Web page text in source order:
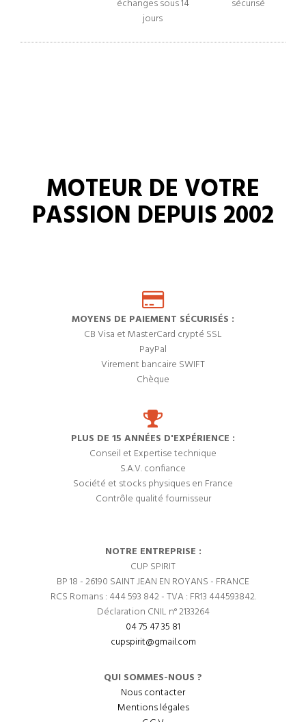
échanges sous 14
jours
sécurisé
MOTEUR DE VOTRE
PASSION DEPUIS 2002
MOYENS DE PAIEMENT SÉCURISÉS :
CB Visa et MasterCard crypté SSL
PayPal
Virement bancaire SWIFT
Chèque
PLUS DE 15 ANNÉES D'EXPÉRIENCE :
Conseil et Expertise technique
S.A.V. confiance
Société et stocks physiques en France
Contrôle qualité fournisseur
NOTRE ENTREPRISE :
CUP SPIRIT
BP 18 - 26190 SAINT JEAN EN ROYANS - FRANCE
RCS Romans : 444 593 842 - TVA : FR13 444593842.
Déclaration CNIL n° 2133264
04 75 47 35 81
cupspirit@gmail.com
QUI SOMMES-NOUS ?
Nous contacter
Mentions légales